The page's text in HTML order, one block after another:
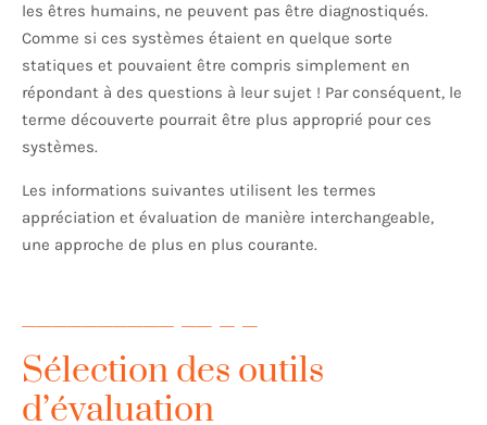
les êtres humains, ne peuvent pas être diagnostiqués.
Comme si ces systèmes étaient en quelque sorte
statiques et pouvaient être compris simplement en
répondant à des questions à leur sujet ! Par conséquent, le
terme découverte pourrait être plus approprié pour ces
systèmes.
Les informations suivantes utilisent les termes
appréciation et évaluation de manière interchangeable,
une approche de plus en plus courante.
Sélection des outils
d’évaluation